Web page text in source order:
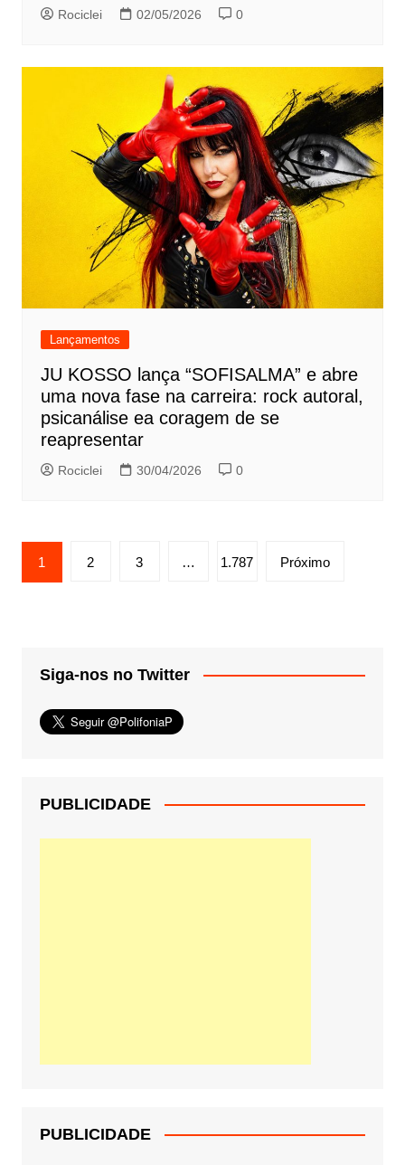
Rociclei 02/05/2026 0
Lançamentos
JU KOSSO lança “SOFISALMA” e abre
uma nova fase na carreira: rock autoral,
psicanálise ea coragem de se
reapresentar
Rociclei 30/04/2026 0
Paginação
de
1 2 3 … 1.787 Próximo
Siga-nos no Twitter
PUBLICIDADE
PUBLICIDADE